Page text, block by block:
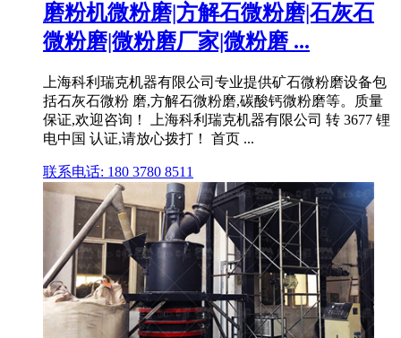
磨粉机微粉磨|方解石微粉磨|石灰石
微粉磨|微粉磨厂家|微粉磨 ...
上海科利瑞克机器有限公司专业提供矿石微粉磨设备包
括石灰石微粉 磨,方解石微粉磨,碳酸钙微粉磨等。质量
保证,欢迎咨询！ 上海科利瑞克机器有限公司 转 3677 锂
电中国 认证,请放心拨打！ 首页 ...
联系电话: 180 3780 8511